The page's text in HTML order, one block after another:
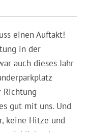
einen Auftakt!
in der
auch dieses Jahr
gut mit uns. Und
keine Hitze und